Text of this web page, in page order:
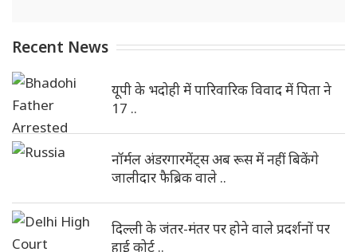
Recent News
यूपी के भदोही में पारिवारिक विवाद में पिता ने
17 ..
नॉर्मल अंडरगारमेंट्स अब रूस में नहीं बिकेंगे
जालीदार फैब्रिक वाले ..
दिल्ली के जंतर-मंतर पर होने वाले प्रदर्शनों पर
हाई कोर्ट ..